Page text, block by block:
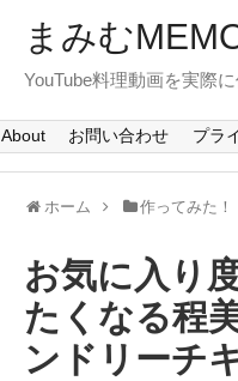
まみむ
YouTube料理動画を実際
About お問い合わせ プラ
ホーム 作ってみた！
お気に入り
たくなる程
ンドリーチ